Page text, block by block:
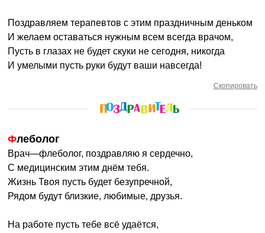
Поздравляем терапевтов с этим праздничным деньком
И желаем оставаться нужным всем всегда врачом,
Пусть в глазах не будет скуки не сегодня, никогда
И умелыми пусть руки будут ваши навсегда!
Скопировать
Флеболог
Врач—флеболог, поздравляю я сердечно,
С медицинским этим днём тебя.
Жизнь Твоя пусть будет безупречной,
Рядом будут близкие, любимые, друзья.
На работе пусть тебе всё удаётся,